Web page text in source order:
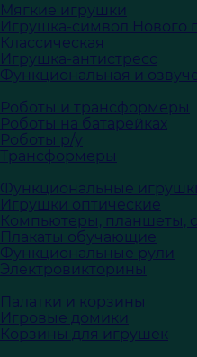
Мягкие игрушки
Игрушка-символ Нового
Классическая
Игрушка-антистресс
Функциональная и
Роботы и трансформеры
Роботы на батарейках
Роботы р/у
Трансформеры
Функциональные
Игрушки оптические
Компьютеры, планшеты,
Плакаты обучающие
Функциональные рули
Электровикторины
Палатки и корзины
Игровые домики
Корзины для игрушек